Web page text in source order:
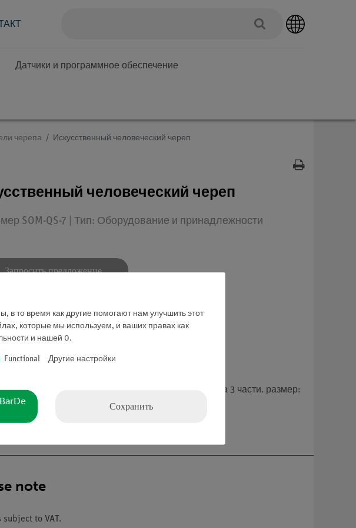
Датчики и программное обеспечение
черепа Искусственный человеческий череп
человеческий череп
SOM-QS-7 | Тип: Оборудование и принадлежности
Запросить предложение
костного черепа, как в жизни. Разделяется на 3 части. размер:
note
subject to VAT.
то время как другие помогают нам улучшить этот
которые мы используем, и ваших правах как
и нашей 0.
Functional Другие настройки
Сохранить